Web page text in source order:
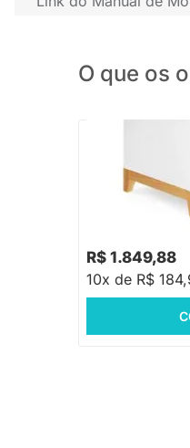
O que os
Berço Cama
R$ 1.849,88
10x de R$